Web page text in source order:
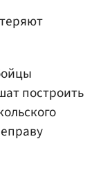
построить